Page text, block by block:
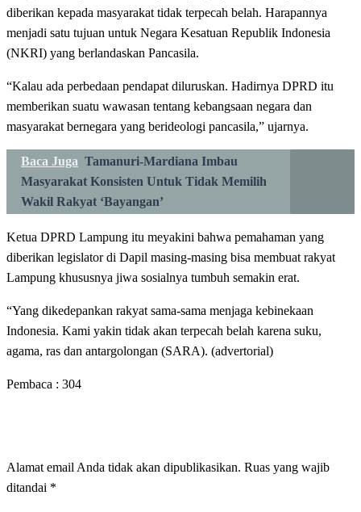
diberikan kepada masyarakat tidak terpecah belah. Harapannya
menjadi satu tujuan untuk Negara Kesatuan Republik Indonesia
(NKRI) yang berlandaskan Pancasila.
“Kalau ada perbedaan pendapat diluruskan. Hadirnya DPRD itu
memberikan suatu wawasan tentang kebangsaan negara dan
masyarakat bernegara yang berideologi pancasila,” ujarnya.
Baca Juga Tamanuri-Mardiana Imbau
Masyarakat Konsisten Untuk Tidak Memilih
Wakil Rakyat ‘Bayangan’
Ketua DPRD Lampung itu meyakini bahwa pemahaman yang
diberikan legislator di Dapil masing-masing bisa membuat rakyat
Lampung khususnya jiwa sosialnya tumbuh semakin erat.
“Yang dikedepankan rakyat sama-sama menjaga kebinekaan
Indonesia. Kami yakin tidak akan terpecah belah karena suku,
agama, ras dan antargolongan (SARA). (advertorial)
Pembaca : 304
Alamat email Anda tidak akan dipublikasikan. Ruas yang wajib
ditandai *